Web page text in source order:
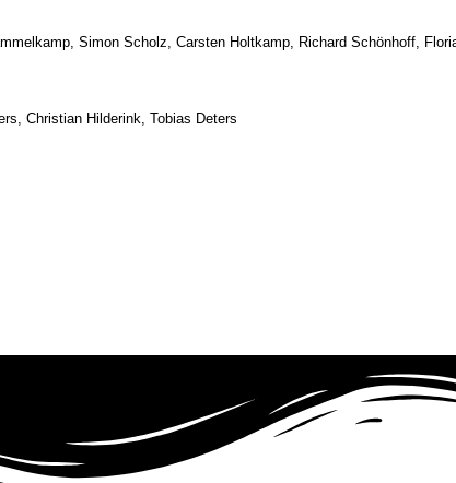
Simon Scholz, Carsten Holtkamp, Richard Schönhoff,
Christian Hilderink, Tobias Deters